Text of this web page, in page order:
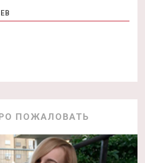
ПОЖАЛОВАТЬ